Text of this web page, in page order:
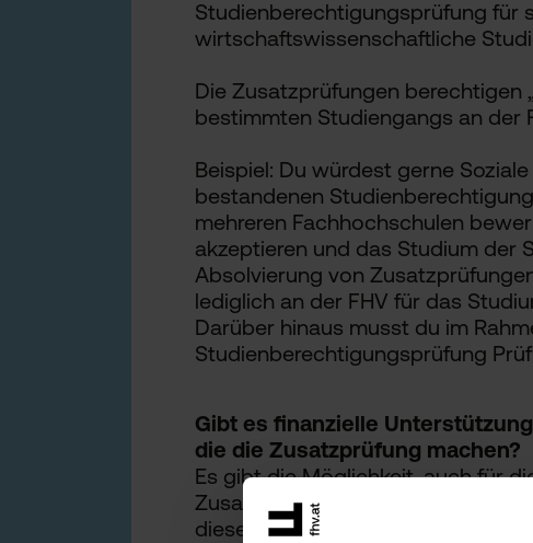
Studienberechtigungsprüfung für
wirtschaftswissenschaftliche
Die Zusatzprüfungen berechtigen
bestimmten Studiengangs an der
Beispiel: Du würdest gerne
bestandenen
mehreren Fachhochschulen
akzeptieren und das Studium der
Absolvierung von
lediglich an der FHV für das
Darüber hinaus musst du im
Studienberechtigungsprüfung
Gibt es finanzielle
die die Zusatzprüfung machen?
Es gibt die Möglichkeit, auch für
Zusatzprüfungen, Studienbeihilfe
diesem Fall an die